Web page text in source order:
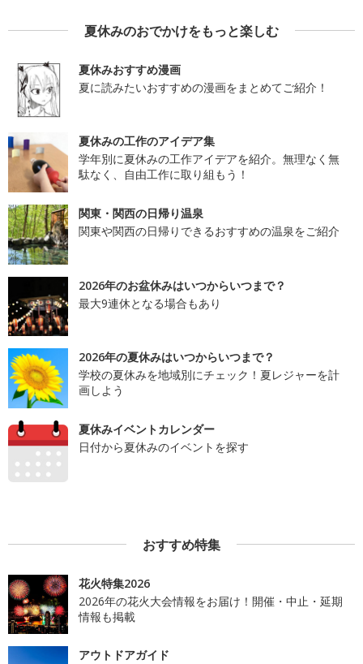
夏休みのおでかけをもっと楽しむ
夏休みおすすめ漫画
夏に読みたいおすすめの漫画をまとめてご紹介！
夏休みの工作のアイデア集
学年別に夏休みの工作アイデアを紹介。無理なく無
駄なく、自由工作に取り組もう！
関東・関西の日帰り温泉
関東や関西の日帰りできるおすすめの温泉をご紹介
2026年のお盆休みはいつからいつまで？
最大9連休となる場合もあり
2026年の夏休みはいつからいつまで？
学校の夏休みを地域別にチェック！夏レジャーを計
画しよう
夏休みイベントカレンダー
日付から夏休みのイベントを探す
おすすめ特集
花火特集2026
2026年の花火大会情報をお届け！開催・中止・延期
情報も掲載
アウトドアガイド